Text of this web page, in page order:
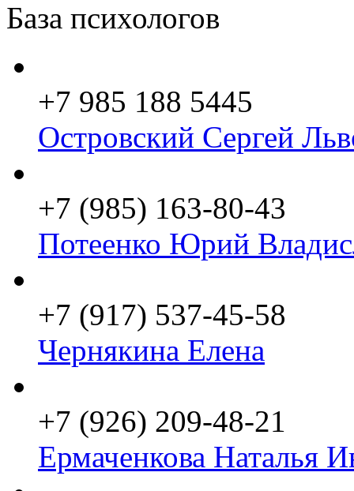
База психологов
+7 985 188 5445
Островский Сергей
+7 (985) 163-80-43
Потеенко Юрий
+7 (917) 537-45-58
Чернякина Елена
+7 (926) 209-48-21
Ермаченкова Наталья